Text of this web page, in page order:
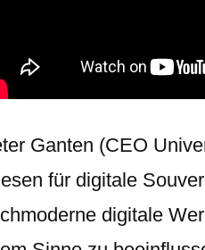
Ganten (CEO
für digitale
digitale